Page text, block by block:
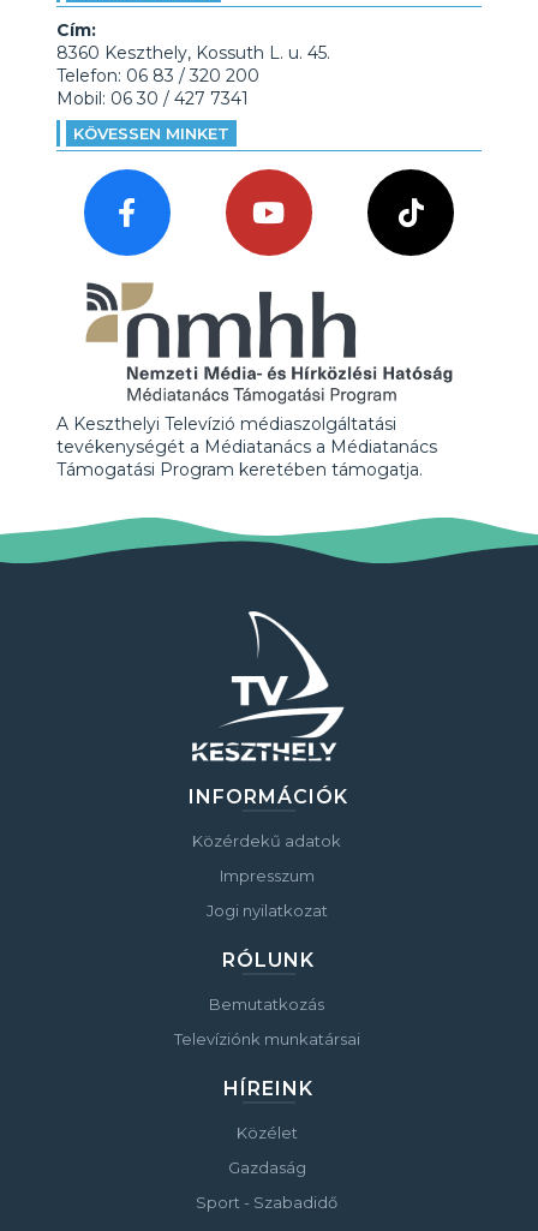
Cím:
8360 Keszthely, Kossuth L. u. 45.
Telefon: 06 83 / 320 200
Mobil: 06 30 / 427 7341
KÖVESSEN MINKET
A Keszthelyi Televízió médiaszolgáltatási
tevékenységét a Médiatanács a Médiatanács
Támogatási Program keretében támogatja.
INFORMÁCIÓK
Közérdekű adatok
Impresszum
Jogi nyilatkozat
RÓLUNK
Bemutatkozás
Televíziónk munkatársai
HÍREINK
Közélet
Gazdaság
Sport - Szabadidő